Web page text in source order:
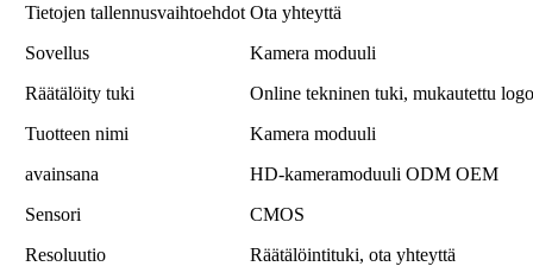
Tietojen tallennusvaihtoehdot Ota yhteyttä
Sovellus
Kamera moduuli
Räätälöity tuki
Online tekninen tuki, mukautettu
Tuotteen nimi
Kamera moduuli
avainsana
HD-kameramoduuli ODM OEM
Sensori
CMOS
Resoluutio
Räätälöintituki, ota yhteyttä